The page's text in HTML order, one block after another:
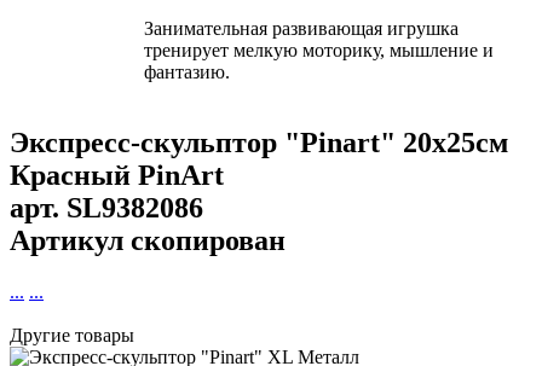
Занимательная развивающая игрушка
тренирует мелкую моторику, мышление и
фантазию.
Экспресс-скульптор "Pinart" 20х25см
Красный PinArt
арт. SL9382086
Артикул скопирован
... ...
Другие товары